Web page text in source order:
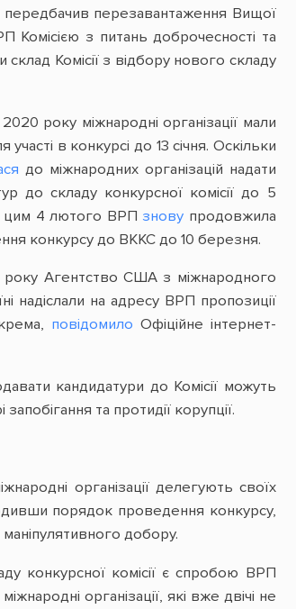
передбачив перезавантаження Вищої
Комісією з питань доброчесності та
Комісії з відбору нового складу
року міжнародні організації мали
в конкурсі до 13 січня. Оскільки
до міжнародних організацій надати
до складу конкурсної комісії до 5
цим 4 лютого ВРП знову продовжила
конкурсу до ВККС до 10 березня.
року Агентство США з міжнародного
надіслали на адресу ВРП пропозиції
повідомило Офіційне інтернет-
кандидатури до Комісії можуть
та протидії корупції.
організації делегують своїх
порядок проведення конкурсу,
добору.
конкурсної комісії є спробою ВРП
організації, які вже двічі не